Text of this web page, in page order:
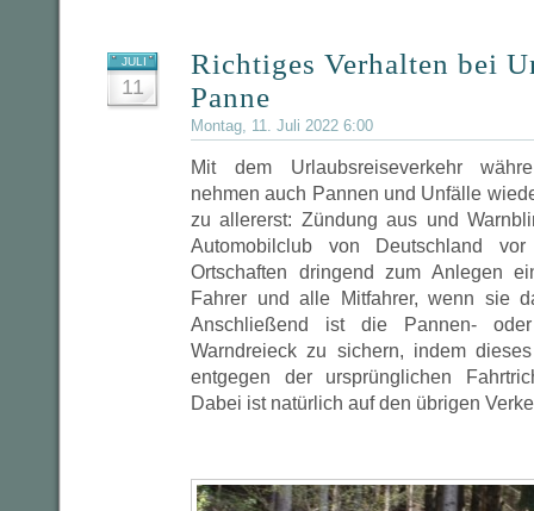
JULI
11
Richtiges Verhalten bei
Panne
Montag, 11. Juli 2022 6:00
Mit dem Urlaubsreiseverkehr
nehmen auch Pannen und Unfälle
zu allererst: Zündung aus und
Automobilclub von Deutschland
Ortschaften dringend zum Anlegen
Fahrer und alle Mitfahrer, wenn sie
Anschließend ist die Pannen-
Warndreieck zu sichern, indem
entgegen der ursprünglichen
Dabei ist natürlich auf den übrigen